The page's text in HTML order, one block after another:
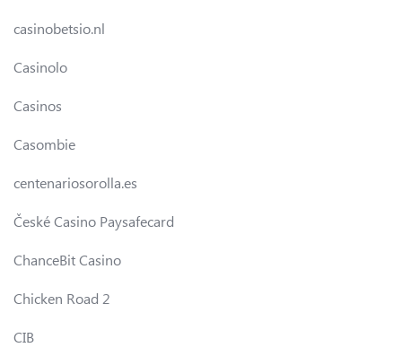
casinobetsio.nl
Casinolo
Casinos
Casombie
centenariosorolla.es
České Casino Paysafecard
ChanceBit Casino
Chicken Road 2
CIB